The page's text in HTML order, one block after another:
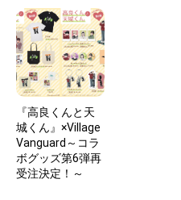
『高良くんと天
城くん』×Village
Vanguard～コラ
ボグッズ第6弾再
受注決定！～